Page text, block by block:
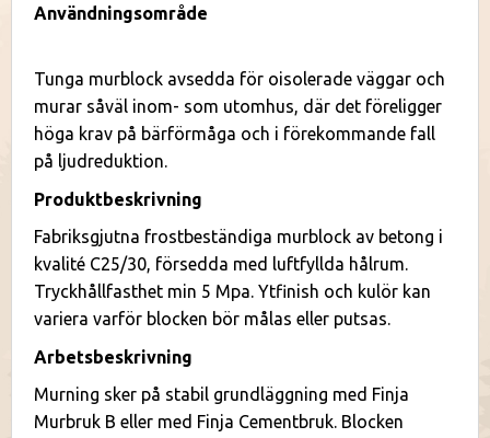
Användningsområde
Tunga murblock avsedda för oisolerade väggar och
murar såväl inom- som utomhus, där det föreligger
höga krav på bärförmåga och i förekommande fall
på ljudreduktion.
Produktbeskrivning
Fabriksgjutna frostbeständiga murblock av betong i
kvalité C25/30, försedda med luftfyllda hålrum.
Tryckhållfasthet min 5 Mpa. Ytfinish och kulör kan
variera varför blocken bör målas eller putsas.
Arbetsbeskrivning
Murning sker på stabil grundläggning med Finja
Murbruk B eller med Finja Cementbruk. Blocken